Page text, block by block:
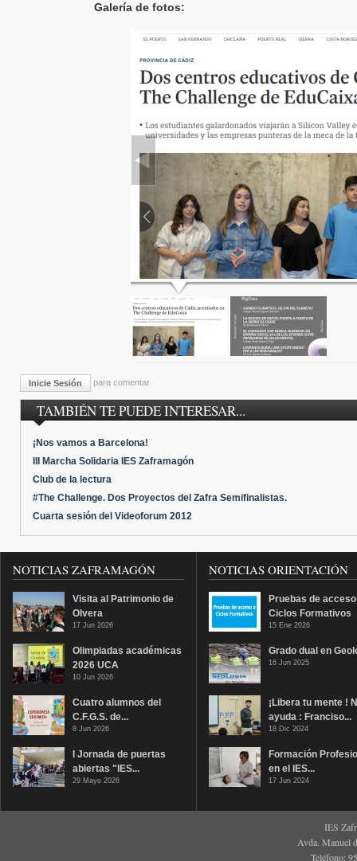
Galería de fotos:
Inicie Sesión para comentar
TAMBIÉN TE PUEDE INTERESAR...
¡Nos vamos a Barcelona!
III Marcha Solidaria IES Zaframagón
Club de la lectura
#The Challenge. Dos Proyectos del Zafra Semifinalistas.
Cuarta sesión del Videoforum 2012
NOTICIAS ZAFRAMAGÓN
Visita al Patrimonio de
Olvera
17 Jun 2026
Olimpiadas académicas
2026 UCA
10 Jun 2026
Cuatro alumnos del
C.F.G.S. de...
8 Jun 2026
I Jornada de puertas
abiertas "IES...
29 Mayo 2026
NOTICIAS ORIENTACIÓN
Pruebas de
Ciclos Formativos
15 Ene 2026
Grado dual en
16 Jun 2025
¡Libera tu mente !
ayuda : Franciso...
18 Dic 2024
Formación
en el IES...
17 Jun 2024
IES
Avda. Manuel
Teléfono: